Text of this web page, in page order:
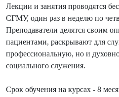
Лекции и занятия проводятся
СГМУ, один раз в неделю по
Преподаватели делятся своим
пациентами, раскрывают для
профессиональную, но и
социального служения.
Срок обучения на курсах - 8